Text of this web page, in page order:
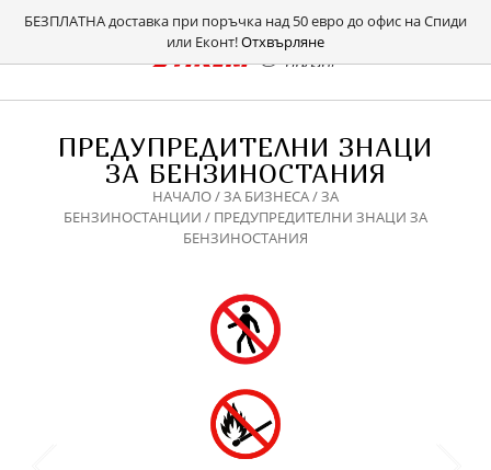
БЕЗПЛАТНА доставка при поръчка над 50 евро до офис на Спиди
или Еконт!Отхвърляне
ПРЕДУПРЕДИТЕЛНИ ЗНАЦИ
ЗА БЕНЗИНОСТАНИЯ
НАЧАЛО/ЗА БИЗНЕСА/ЗА
БЕНЗИНОСТАНЦИИ / ПРЕДУПРЕДИТЕЛНИ ЗНАЦИ ЗА
БЕНЗИНОСТАНИЯ